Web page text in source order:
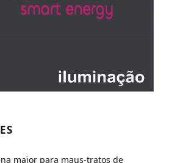
maior para maus-tratos de